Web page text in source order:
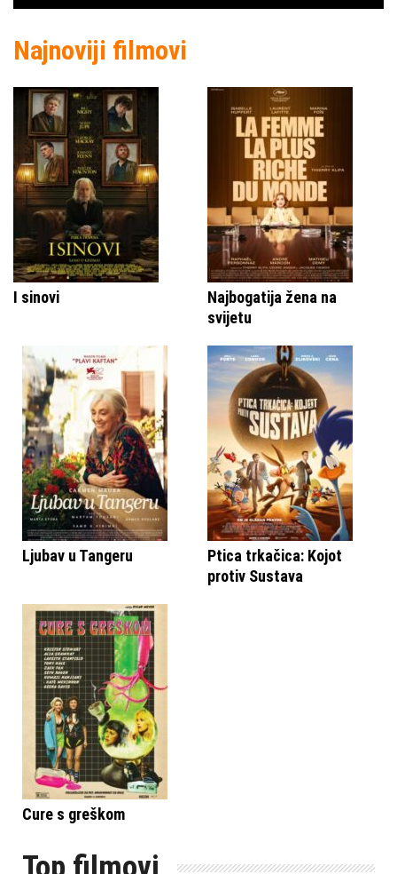
Najnoviji filmovi
I sinovi
Najbogatija žena na
svijetu
Ljubav u Tangeru
Ptica trkačica: Kojot
protiv Sustava
Cure s greškom